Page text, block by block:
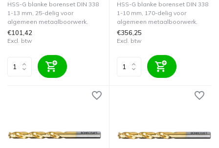
HSS-G blanke borenset DIN 338
1-13 mm, 25-delig voor
algemeen metaalboorwerk.
€101,42
Excl. btw
HSS-G blanke borenset DIN 338
1-10 mm, 170-delig voor
algemeen metaalboorwerk.
€356,25
Excl. btw